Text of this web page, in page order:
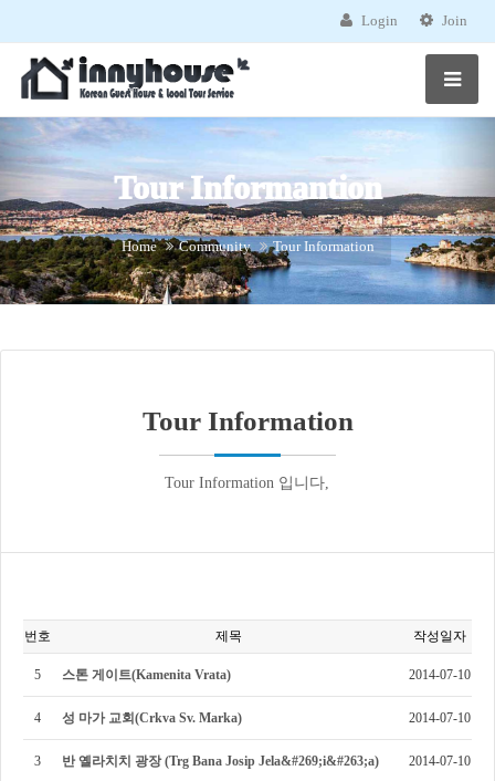
Login Join
Tour Informantion
Home Community Tour Information
Tour Information
Tour Information 입니다,
번호 제목 작성일자
5 스톤 게이트(Kamenita Vrata) 2014-07-10
4 성 마가 교회(Crkva Sv. Marka) 2014-07-10
3 반 옐라치치 광장 (Trg Bana Josip Jela&#269;i&#263;a) 2014-07-10